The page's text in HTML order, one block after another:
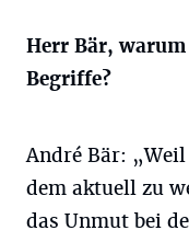
Herr Bär,
Begriffe?
André Bär:
dem aktuell zu
das Unmut bei